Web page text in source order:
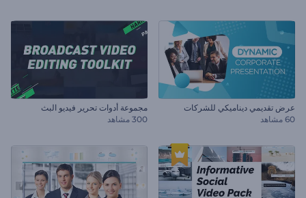
عرض تقديمي ديناميكي للشركات
60 مشاهد
مجموعة أدوات تحرير فيديو البث
300 مشاهد